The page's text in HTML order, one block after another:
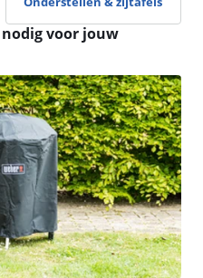
nodig voor jouw